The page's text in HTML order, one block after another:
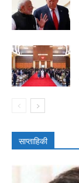
साप्ताहिकी